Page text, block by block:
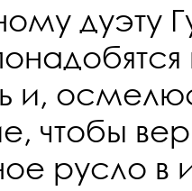
дуэту
и,
чтобы
русло в